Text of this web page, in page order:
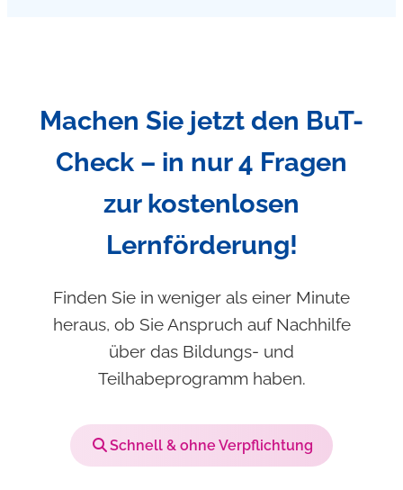
Machen Sie jetzt den BuT-
Check – in nur 4 Fragen
zur kostenlosen
Lernförderung!
Finden Sie in weniger als einer Minute
heraus, ob Sie Anspruch auf Nachhilfe
über das Bildungs- und
Teilhabeprogramm haben.
Schnell & ohne Verpflichtung